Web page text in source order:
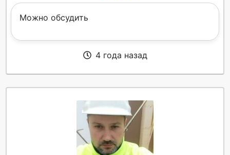
Можно обсудить
4 года назад